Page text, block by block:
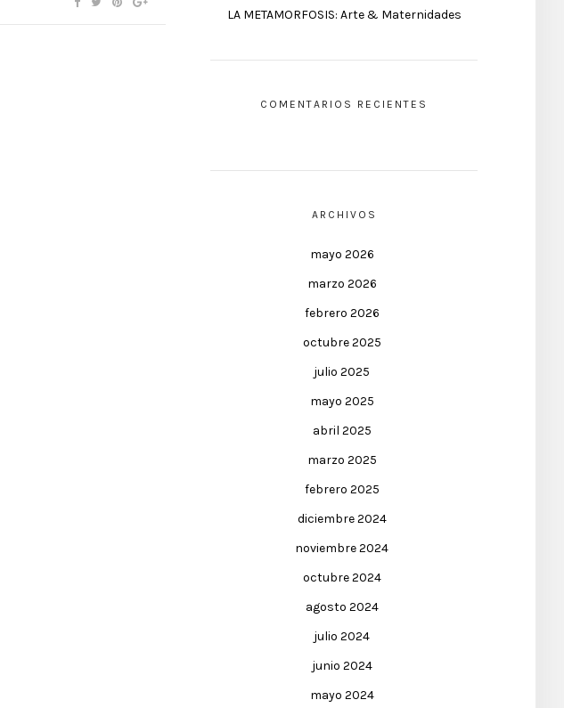
LA METAMORFOSIS: Arte & Maternidades
COMENTARIOS RECIENTES
ARCHIVOS
mayo 2026
marzo 2026
febrero 2026
octubre 2025
julio 2025
mayo 2025
abril 2025
marzo 2025
febrero 2025
diciembre 2024
noviembre 2024
octubre 2024
agosto 2024
julio 2024
junio 2024
mayo 2024